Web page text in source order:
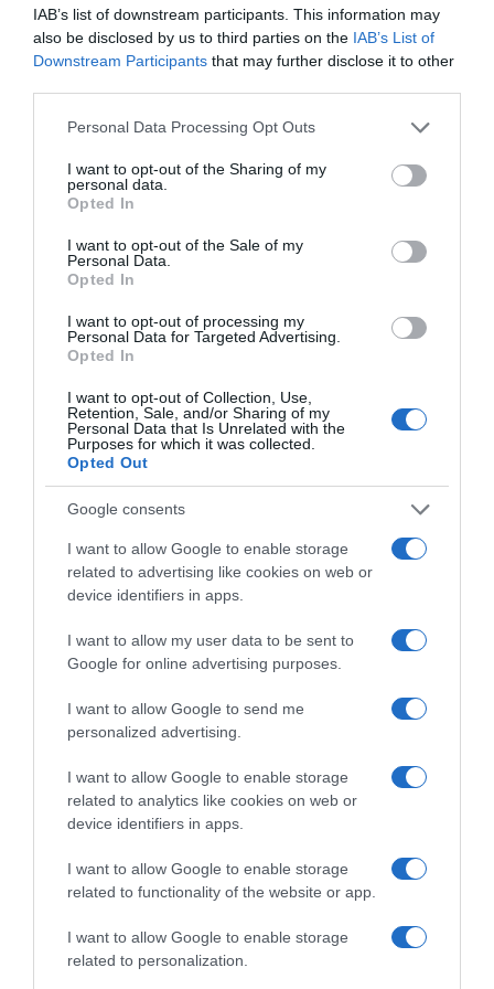
IAB’s list of downstream participants. This information may
also be disclosed by us to third parties on the IAB’s List of
Downstream Participants that may further disclose it to other
Please note that this website/app uses one or more Google
not limited to your visit or usage behaviour. You may click to
grant or deny consent to Google and its third-party tags to
use your data for below specified purposes in below Google
consent section.
Personal Data Processing Opt Outs
I want to opt-out of the Sharing of my
personal data.
Opted In
I want to opt-out of the Sale of my
Personal Data.
Opted In
I want to opt-out of processing my
Personal Data for Targeted Advertising.
Opted In
I want to opt-out of Collection, Use,
Retention, Sale, and/or Sharing of my
Personal Data that Is Unrelated with the
Purposes for which it was collected.
Opted Out
Google consents
I want to allow Google to enable storage
related to advertising like cookies on web or
device identifiers in apps.
I want to allow my user data to be sent to
Google for online advertising purposes.
I want to allow Google to send me
personalized advertising.
I want to allow Google to enable storage
related to analytics like cookies on web or
device identifiers in apps.
I want to allow Google to enable storage
related to functionality of the website or app.
I want to allow Google to enable storage
related to personalization.
Mots-clés Arc-en-ciel Gâteau de Crêpes
Pinterest Partager par Email
ÇA PEUT AUSSI VOUS INTÉRESSER